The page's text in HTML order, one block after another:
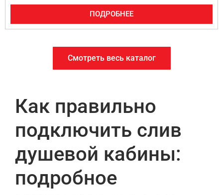
ПОДРОБНЕЕ
Смотреть весь каталог
Как правильно
подключить слив
душевой кабины:
подробное